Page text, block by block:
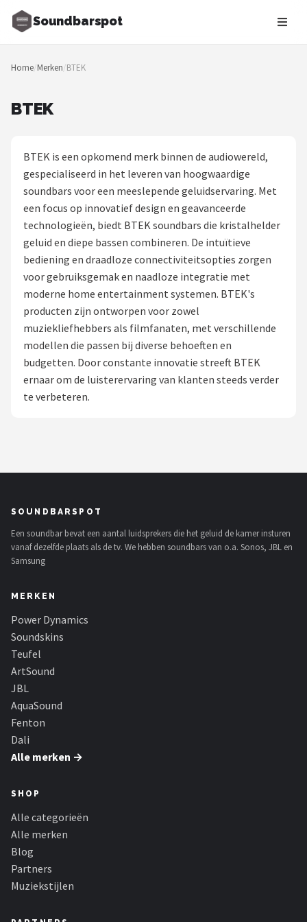
Soundbarspot
Zoeken
NAVIGATIE
Blog
Muziekstijlen
Sonos
JBL
Samsung
Shop
Power Dynamics
JBL
AquaSound
Dali
Ultimea
Alle merken →
Home/Merken/BTEK
BTEK
BTEK is een opkomend merk binnen de audiowereld,
gespecialiseerd in het leveren van hoogwaardige
soundbars voor een meeslepende geluidservaring. Met
een focus op innovatief design en geavanceerde
technologieën, biedt BTEK soundbars die kristalhelder
geluid en diepe bassen combineren. De intuïtieve
bediening en draadloze connectiviteitsopties zorgen
voor gebruiksgemak en naadloze integratie met
moderne home entertainment systemen. BTEK's
producten zijn ontworpen voor zowel
muziekliefhebbers als filmfanaten, met verschillende
modellen die passen bij diverse behoeften en
budgetten. Door constante innovatie streeft BTEK
ernaar om de luisterervaring van klanten steeds verder
te verbeteren.
SOUNDBARSPOT
Een soundbar bevat een aantal luidsprekers die het geluid de kamer insturen
vanaf dezelfde plaats als de tv. We hebben soundbars van o.a. Sonos, JBL en
Samsung
MERKEN
Power Dynamics
Soundskins
Teufel
ArtSound
JBL
AquaSound
Fenton
Dali
Alle merken →
SHOP
Alle categorieën
Alle merken
Blog
Partners
Muziekstijlen